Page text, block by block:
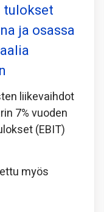
tulokset
ja osassa
liikevaihdot
7% vuoden
(EBIT)
myös